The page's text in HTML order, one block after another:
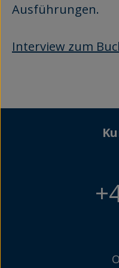
Ausführungen.
Interview zum